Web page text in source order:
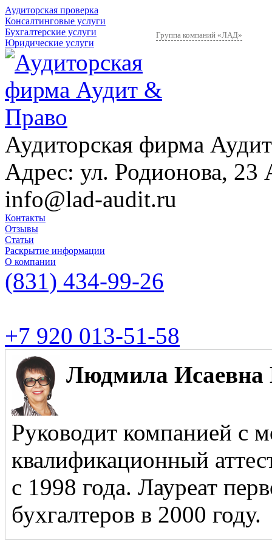
Аудиторская проверка
Консалтинговые услуги
Бухгалтерские услуги
Юридические услуги
Группа компаний «ЛАД»
Аудиторская фирма
Адрес: ул. Родионова, 23
info@lad-audit.ru
Контакты
Отзывы
Статьи
Раскрытие информации
О компании
(831) 434-99-26
+7 920 013-51-58
Людмила Исаевна
Руководит компанией с
квалификационный
с 1998 года. Лауреат
бухгалтеров в 2000 году.